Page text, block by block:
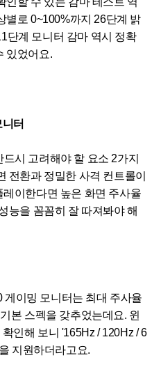
별로 0~100%까지 26단계 밝
단계 모니터 감마 역시 정확
있었어요.
터
시 고려해야 할 요소 2가지
전환과 정밀한 사격 컨트롤이
이한다면 높은 화면 주사율
능을 꼼꼼히 잘 따져봐야 해
이밍 모니터는 최대 주사율
본 스펙을 갖추었는데요. 윈
인해 보니 '165Hz / 120Hz / 6
지원하더라고요.